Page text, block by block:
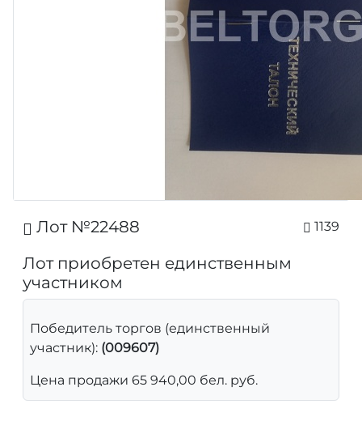
Лот №22488 1139
Лот приобретен единственным
участником
Победитель торгов (единственный
участник): (009607)
Цена продажи 65 940,00 бел. руб.